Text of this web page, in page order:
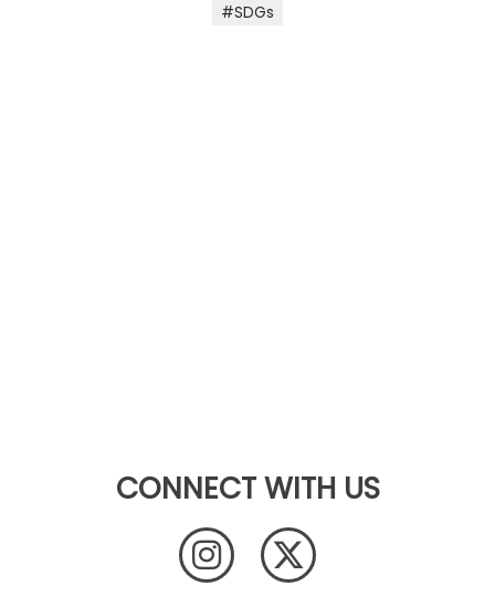
SDGs
CONNECT WITH US